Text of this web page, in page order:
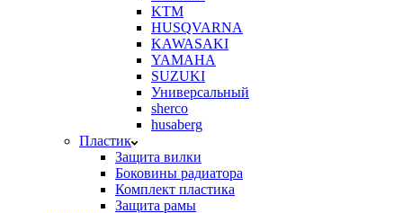
KTM
HUSQVARNA
KAWASAKI
YAMAHA
SUZUKI
Универсальный
sherco
husaberg
Пластик
Защита вилки
Боковины радиатора
Комплект пластика
Защита рамы